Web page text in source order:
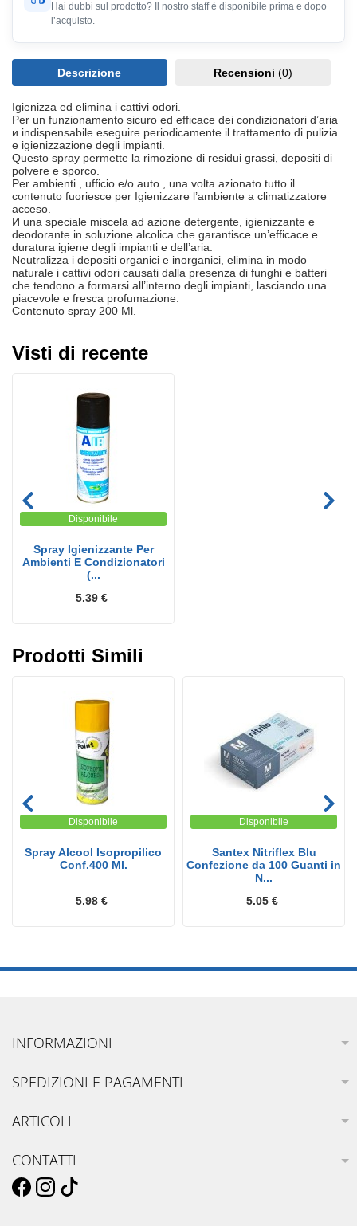
Hai dubbi sul prodotto? Il nostro staff è disponibile prima e dopo
l’acquisto.
Descrizione Recensioni (0)
Igienizza ed elimina i cattivi odori.
Per un funzionamento sicuro ed efficace dei condizionatori d’aria
и indispensabile eseguire periodicamente il trattamento di pulizia
e igienizzazione degli impianti.
Questo spray permette la rimozione di residui grassi, depositi di
polvere e sporco.
Per ambienti , ufficio e/o auto , una volta azionato tutto il
contenuto fuoriesce per Igienizzare l’ambiente a climatizzatore
acceso.
И una speciale miscela ad azione detergente, igienizzante e
deodorante in soluzione alcolica che garantisce un’efficace e
duratura igiene degli impianti e dell’aria.
Neutralizza i depositi organici e inorganici, elimina in modo
naturale i cattivi odori causati dalla presenza di funghi e batteri
che tendono a formarsi all’interno degli impianti, lasciando una
piacevole e fresca profumazione.
Contenuto spray 200 Ml.
Visti di recente
Disponibile
Spray Igienizzante Per
Ambienti E Condizionatori
(...
5.39 €
Prodotti Simili
Disponibile
Spray Alcool Isopropilico
Conf.400 Ml.
5.98 €
Disponibile
Santex Nitriflex Blu
Confezione da 100 Guanti in
N...
5.05 €
INFORMAZIONI
SPEDIZIONI E PAGAMENTI
ARTICOLI
CONTATTI